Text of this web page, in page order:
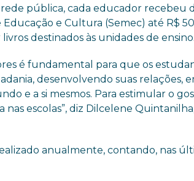
pública, cada educador recebeu
Educação e Cultura (Semec) até R$
destinados às unidades de ensino.
é fundamental para que os
desenvolvendo suas relações,
e a si mesmos. Para estimular o
escolas”, diz Dilcelene
anualmente, contando, nas